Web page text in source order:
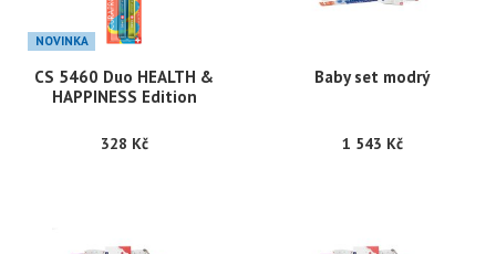
NOVINKA
CS 5460 Duo HEALTH &
HAPPINESS Edition
328 Kč
Baby set modrý
1 543 Kč